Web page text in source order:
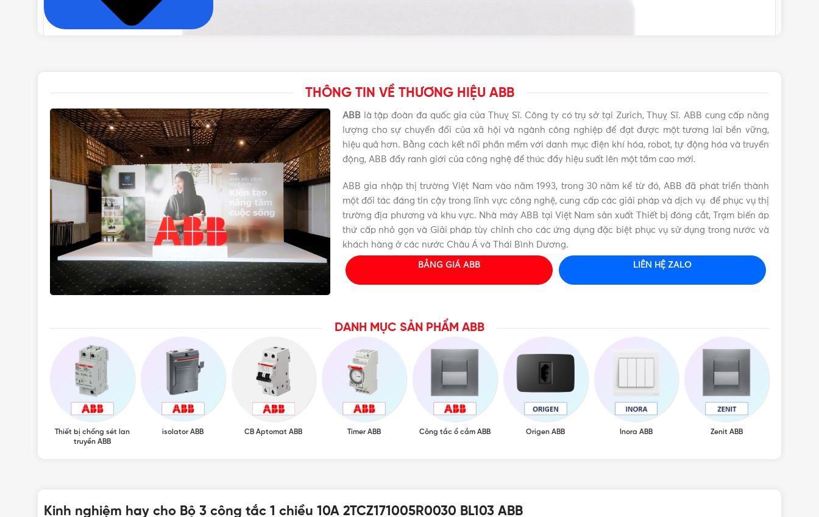
THÔNG TIN VỀ THƯƠNG HIỆU ABB
ABB là tập đoàn đa quốc gia của Thuỵ Sĩ. Công ty có trụ sở tại Zurich, Thuỵ Sĩ. ABB cung cấp năng
lượng cho sự chuyển đổi của xã hội và ngành công nghiệp để đạt được một tương lai bền vững,
hiệu quả hơn. Bằng cách kết nối phần mềm với danh mục điện khí hóa, robot, tự động hóa và truyền
động, ABB đẩy ranh giới của công nghệ để thúc đẩy hiệu suất lên một tầm cao mới.
ABB gia nhập thị trường Việt Nam vào năm 1993, trong 30 năm kể từ đó, ABB đã phát triển thành
một đối tác đáng tin cậy trong lĩnh vực công nghệ, cung cấp các giải pháp và dịch vụ để phục vụ thị
trường địa phương và khu vực. Nhà máy ABB tại Việt Nam sản xuất Thiết bị đóng cắt, Trạm biến áp
thứ cấp nhỏ gọn và Giải pháp tùy chỉnh cho các ứng dụng đặc biệt phục vụ sử dụng trong nước và
khách hàng ở các nước Châu Á và Thái Bình Dương.
BẢNG GIÁ ABB LIÊN HỆ ZALO
DANH MỤC SẢN PHẨM ABB
Thiết bị chống sét lan
truyền ABB
isolator ABB CB Aptomat ABB Timer ABB Công tắc ổ cắm ABB Origen ABB Inora ABB Zenit ABB
Kinh nghiệm hay cho Bộ 3 công tắc 1 chiều 10A 2TCZ171005R0030 BL103 ABB